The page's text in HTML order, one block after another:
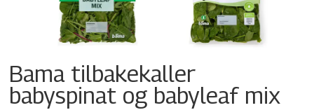
Bama tilbakekaller
babyspinat og babyleaf mix